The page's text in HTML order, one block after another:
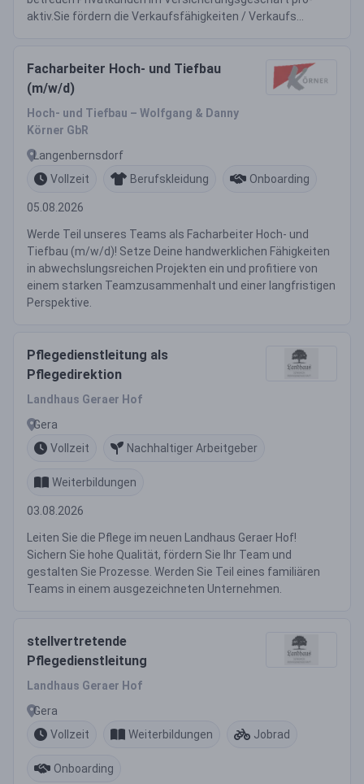
aktiv.Sie fördern die Verkaufsfähigkeiten / Verkaufs...
Facharbeiter Hoch- und Tiefbau
(m/w/d)
Hoch- und Tiefbau – Wolfgang & Danny
Körner GbR
Langenbernsdorf
Vollzeit
Berufskleidung Onboarding
05.08.2026
Werde Teil unseres Teams als Facharbeiter Hoch- und
Tiefbau (m/w/d)! Setze Deine handwerklichen Fähigkeiten
in abwechslungsreichen Projekten ein und profitiere von
einem starken Teamzusammenhalt und einer langfristigen
Perspektive.
Pflegedienstleitung als
Pflegedirektion
Landhaus Geraer Hof
Gera
Vollzeit
Nachhaltiger Arbeitgeber
Weiterbildungen
03.08.2026
Leiten Sie die Pflege im neuen Landhaus Geraer Hof!
Sichern Sie hohe Qualität, fördern Sie Ihr Team und
gestalten Sie Prozesse. Werden Sie Teil eines familiären
Teams in einem ausgezeichneten Unternehmen.
stellvertretende
Pflegedienstleitung
Landhaus Geraer Hof
Gera
Vollzeit
Weiterbildungen Jobrad
Onboarding